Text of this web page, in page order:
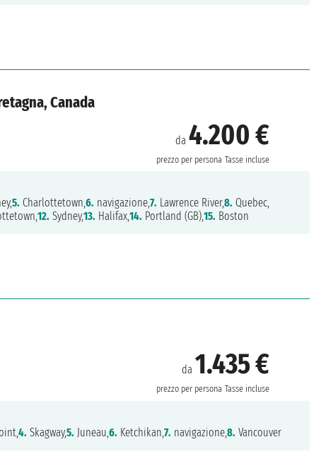
Canada
da4.200 €
prezzo per persona Tasse incluse
5. Charlottetown,6. navigazione,7. Lawrence River,8. Quebec,
12. Sydney,13. Halifax,14. Portland (GB),15. Boston
da 1.435 €
prezzo per persona Tasse incluse
4. Skagway,5. Juneau,6. Ketchikan,7. navigazione,8. Vancouver